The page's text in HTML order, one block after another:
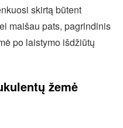
skirtą būtent
maišau pats, pagrindinis
po laistymo išdžiūtų
žemė